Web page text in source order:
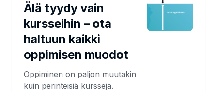
Älä tyydy vain
kursseihin – ota
haltuun kaikki
oppimisen muodot
Oppiminen on paljon muutakin
kuin perinteisiä kursseja.